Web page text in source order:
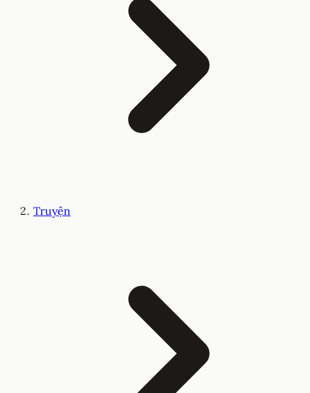
Truyện